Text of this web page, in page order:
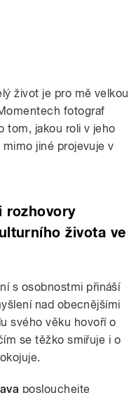
život je pro mě velkou
fotograf
tom, jakou roli v jeho
jiné projevuje v
rozhovory
života ve
s osobnostmi přináší
nad obecnějšími
svého věku hovoří o
se těžko smiřuje i o
poslouchejte